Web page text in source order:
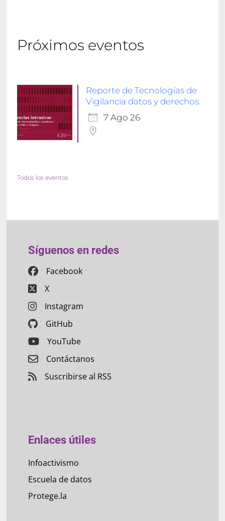
Próximos eventos
Reporte de Tecnologías de
Vigilancia datos y derechos.
7 Ago 26
Todos los eventos
Síguenos en redes
Facebook
X
Instagram
GitHub
YouTube
Contáctanos
Suscribirse al RSS
Enlaces útiles
Infoactivismo
Escuela de datos
Protege.la